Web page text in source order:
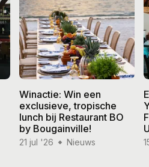
Winactie: Win een
exclusieve, tropische
lunch bij Restaurant BO
by Bougainville!
21 jul '26 Nieuws